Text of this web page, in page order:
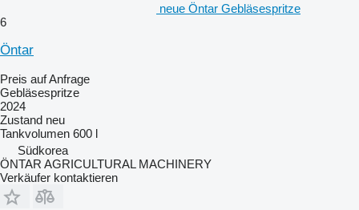
neue Öntar Gebläsespritze
6
Öntar
Preis auf Anfrage
Gebläsespritze
2024
Zustand neu
Tankvolumen 600 l
Südkorea
ÖNTAR AGRICULTURAL MACHINERY
Verkäufer kontaktieren